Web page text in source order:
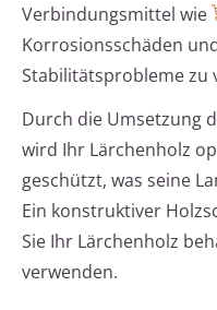
Verbindungsmittel wie
Korrosionsschäden
Stabilitätsprobleme zu
Durch die Umsetzung
wird Ihr Lärchenholz
geschützt, was seine
Ein konstruktiver
Sie Ihr Lärchenholz
verwenden.